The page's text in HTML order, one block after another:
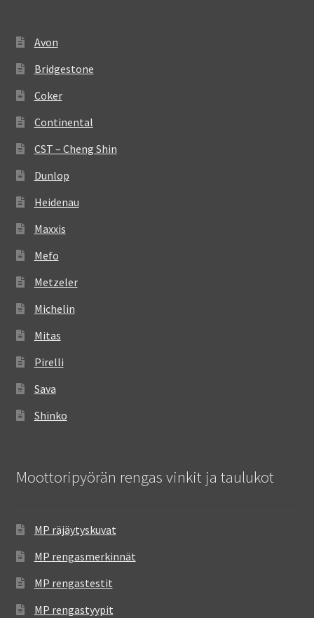
Avon
Bridgestone
Coker
Continental
CST – Cheng Shin
Dunlop
Heidenau
Maxxis
Mefo
Metzeler
Michelin
Mitas
Pirelli
Sava
Shinko
Moottoripyörän rengas vinkit ja taulukot
MP räjäytyskuvat
MP rengasmerkinnät
MP rengastestit
MP rengastyypit